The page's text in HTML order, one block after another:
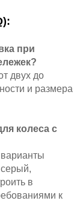
при
двух до
и размера
колеса с
в
к